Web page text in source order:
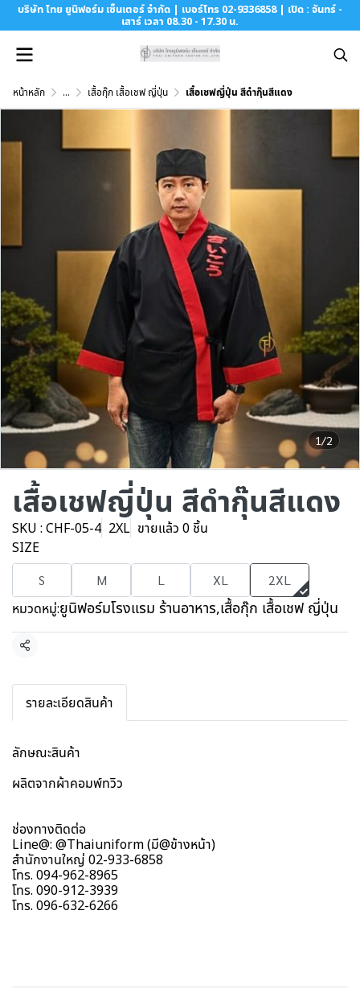
บริษัท ไทย ยูนิฟอร์ม เซ็นเตอร์ จำกัด | เบอร์โทร 02-9336858 | เปิด : จันทร์ -
เสาร์ เวลา 08.30 - 17.30 น.
หน้าหลัก ... เสื้อกุ๊ก เสื้อเชฟ ญี่ปุ่น เสื้อเชฟญี่ปุ่น สีดำกุ๊นสีแดง
1/2
เสื้อเชฟญี่ปุ่น สีดำกุ๊นสีแดง
SKU : CHF-05-4 2XL ขายแล้ว 0 ชิ้น
SIZE
S M L XL 2XL
หมวดหมู่:ยูนิฟอร์มโรงแรม ร้านอาหาร,เสื้อกุ๊ก เสื้อเชฟ ญี่ปุ่น
แชร์
รายละเอียดสินค้า
ลักษณะสินค้า
ผลิตจากผ้าคอมพ์ทวิว
ช่องทางติดต่อ
Line@: @Thaiuniform (มี@ข้างหน้า)
สำนักงานใหญ่ 02-933-6858
โทร. 094-962-8965
โทร. 090-912-3939
โทร. 096-632-6266